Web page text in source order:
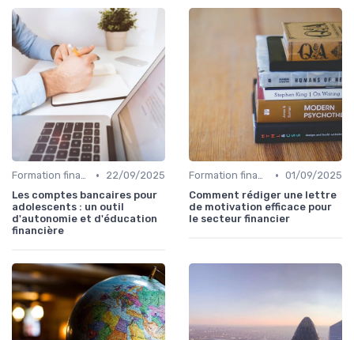
Formation finance & upskilling •
22/09/2025
Les comptes bancaires pour
adolescents : un outil
d'autonomie et d'éducation
financière
Formation finance & upskilling • 01/09/2025
Comment rédiger une lettre
de motivation efficace pour
le secteur financier